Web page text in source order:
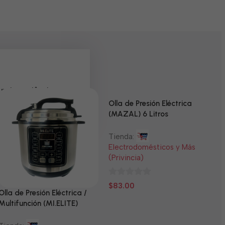
de Presión Eléctrica /
(MI.ELITE)
Olla de Presión Eléctrica
(MAZAL) 6 Litros
Tienda:
Electrodomésticos y Más
(Privincia)
0
$83.00
paciência e